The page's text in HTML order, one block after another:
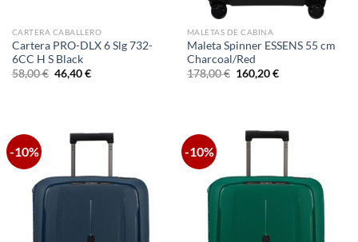
CARTERA CABALLERO
Cartera PRO-DLX 6 Slg 732-
6CC H S Black
58,00€ El
precio
46,40€El
MALETAS DE CABINA
Maleta Spinner ESSENS 55 cm
Charcoal/Red
178,00€ El
precio
160,20€El
-10% -10%